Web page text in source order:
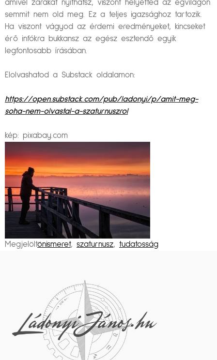
amivel zárakat nyithatsz, viszont helyetted az égvilágon
semmit nem old meg. Ez a teljes igazsághoz tartozik.
Ha viszont vágyod az érdemi eredményeket, kincseket
érő infókra bukkansz az egész esztendő egyik
legfontosabb írásában.
Elolvashatod a Substack oldalamon:
https://open.substack.com/pub/ladonyi/p/amit-meg-
soha-nem-olvastal-a-szaturnuszrol
kép: pixabay.com
Megjelöltönismeret, szaturnusz, tudatosság